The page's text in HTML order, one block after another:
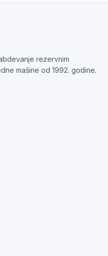
rezervnim
mašine od 1992. godine.